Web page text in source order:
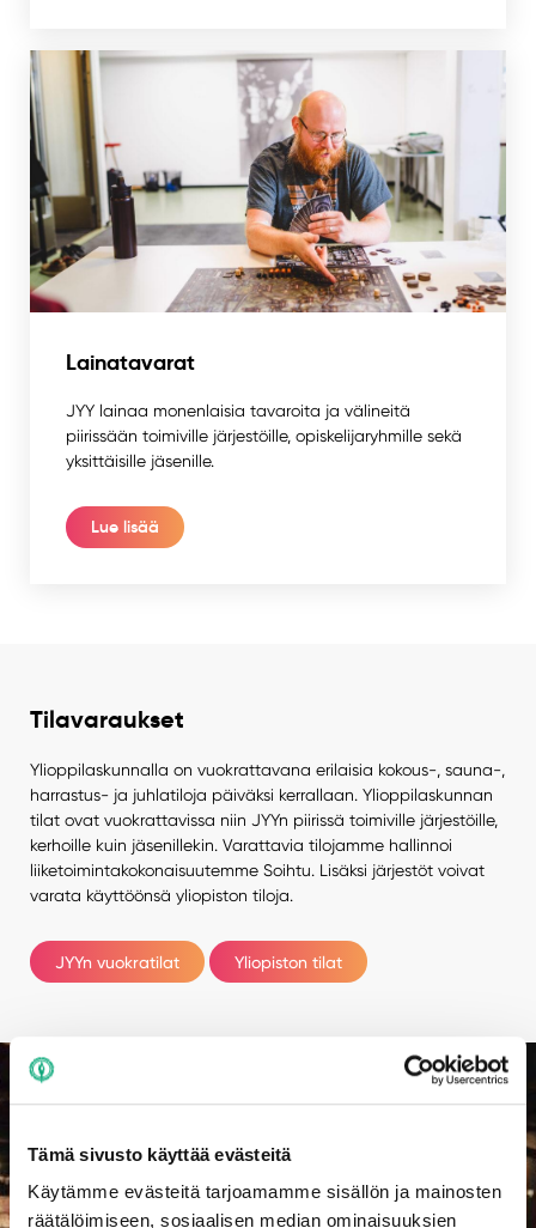
Tämä sivusto käyttää evästeitä
Käytämme evästeitä tarjoamamme sisällön ja mainosten
räätälöimiseen, sosiaalisen median ominaisuuksien
Lainatavarat
JYY lainaa monenlaisia tavaroita ja välineitä
piirissään toimiville järjestöille, opiskelijaryhmille sekä
yksittäisille jäsenille.
Lue lisää
Tilavaraukset
Ylioppilaskunnalla on vuokrattavana erilaisia kokous-, sauna-,
harrastus- ja juhlatiloja päiväksi kerrallaan. Ylioppilaskunnan
tilat ovat vuokrattavissa niin JYYn piirissä toimiville järjestöille,
kerhoille kuin jäsenillekin. Varattavia tilojamme hallinnoi
liiketoimintakokonaisuutemme Soihtu. Lisäksi järjestöt voivat
varata käyttöönsä yliopiston tiloja.
JYYn vuokratilat Yliopiston tilat